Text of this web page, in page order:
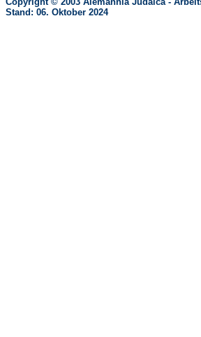
Stand: 06. Oktober 2024